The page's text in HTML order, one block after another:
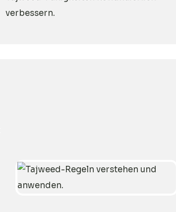
verbessern.